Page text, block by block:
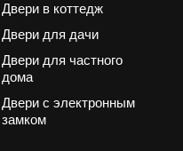
Двери в коттедж
Двери для дачи
Двери для частного
дома
Двери с электронным
замком